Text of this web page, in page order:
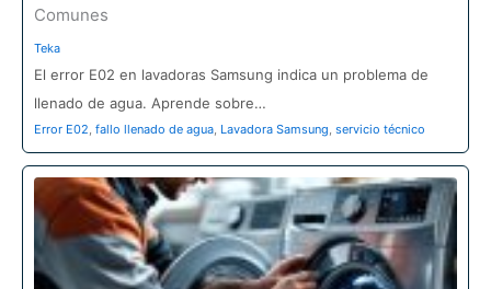
Comunes
Teka
El error E02 en lavadoras Samsung indica un problema de
llenado de agua. Aprende sobre…
Error E02, fallo llenado de agua, Lavadora Samsung, servicio técnico